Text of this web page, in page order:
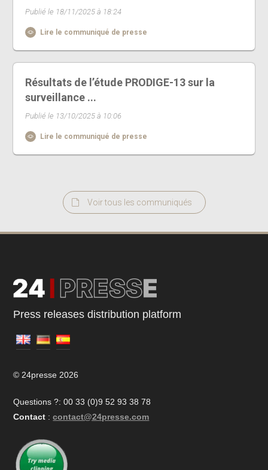
Publié le 18/11/2025 à 18:24
Lire le communiqué de presse
Résultats de l’étude PRODIGE-13 sur la
surveillance ...
Publié le 13/10/2025 à 10:06
Lire le communiqué de presse
Voir tous les communiqués
Press releases distribution platform
© 24presse 2026
Questions ?: 00 33 (0)9 52 93 38 78
Contact : contact@24presse.com